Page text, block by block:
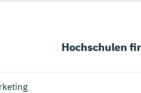
Hochschulen